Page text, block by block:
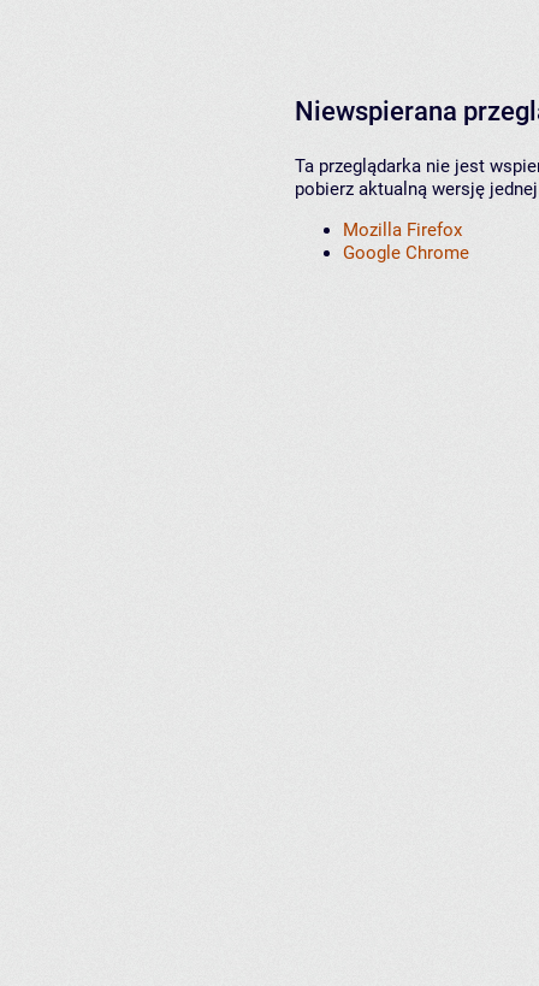
Niewspierana
Ta przeglądarka nie jest
pobierz aktualną wersję
Mozilla Firefox
Google Chrome